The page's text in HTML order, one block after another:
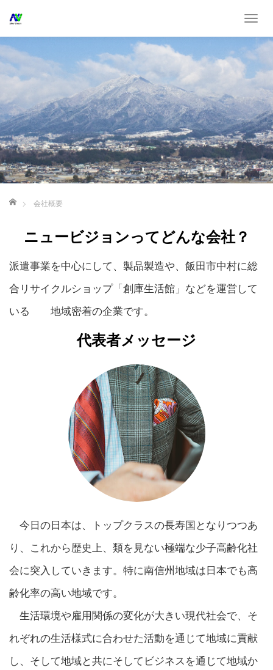
T
o
g
l
n
a
v
g
a
ホーム 会社概要
ニュービジョンってどんな会社？
派遣事業を中心にして、製品製造や、飯田市中村に総
合リサイクルショップ「創庫生活館」などを運営して
いる 地域密着の企業です。
代表者メッセージ
今日の日本は、トップクラスの長寿国となりつつあ
り、これから歴史上、類を見ない極端な少子高齢化社
会に突入していきます。特に南信州地域は日本でも高
齢化率の高い地域です。
生活環境や雇用関係の変化が大きい現代社会で、そ
れぞれの生活様式に合わせた活動を通じて地域に貢献
し、そして地域と共にそしてビジネスを通じて地域か